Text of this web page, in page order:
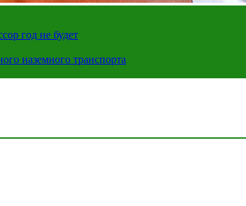
год не будет
наземного транспорта